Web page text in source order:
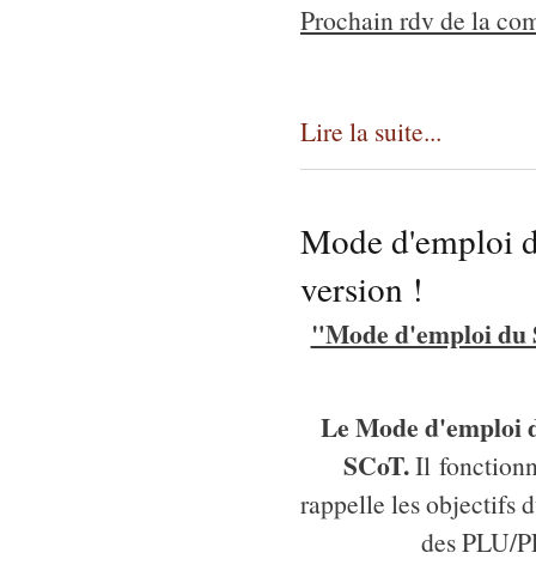
Prochain rdv de la
Lire la suite...
Mode d'emploi
version !
"Mode d'emploi du
Le Mode d'emploi
SCoT.Il
rappelle les objectifs
des PLU/